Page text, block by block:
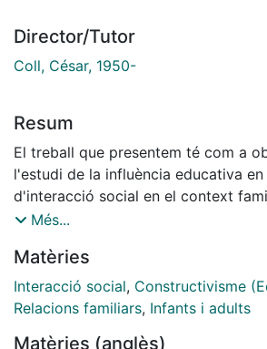
Director/Tutor
Coll, César, 1950-
Resum
El treball que presentem té com a
l'estudi de la influència educativa
d'interacció social en el context
infants en edats preescolars. Més
centrat en l'anàlisi de la definición
conjunta que construeixen els
decurs d'aquesta interacció. Els
Més...
Matèries
Interacció social, Constructivisme
Relacions familiars, Infants i adults
Matèries (anglès)